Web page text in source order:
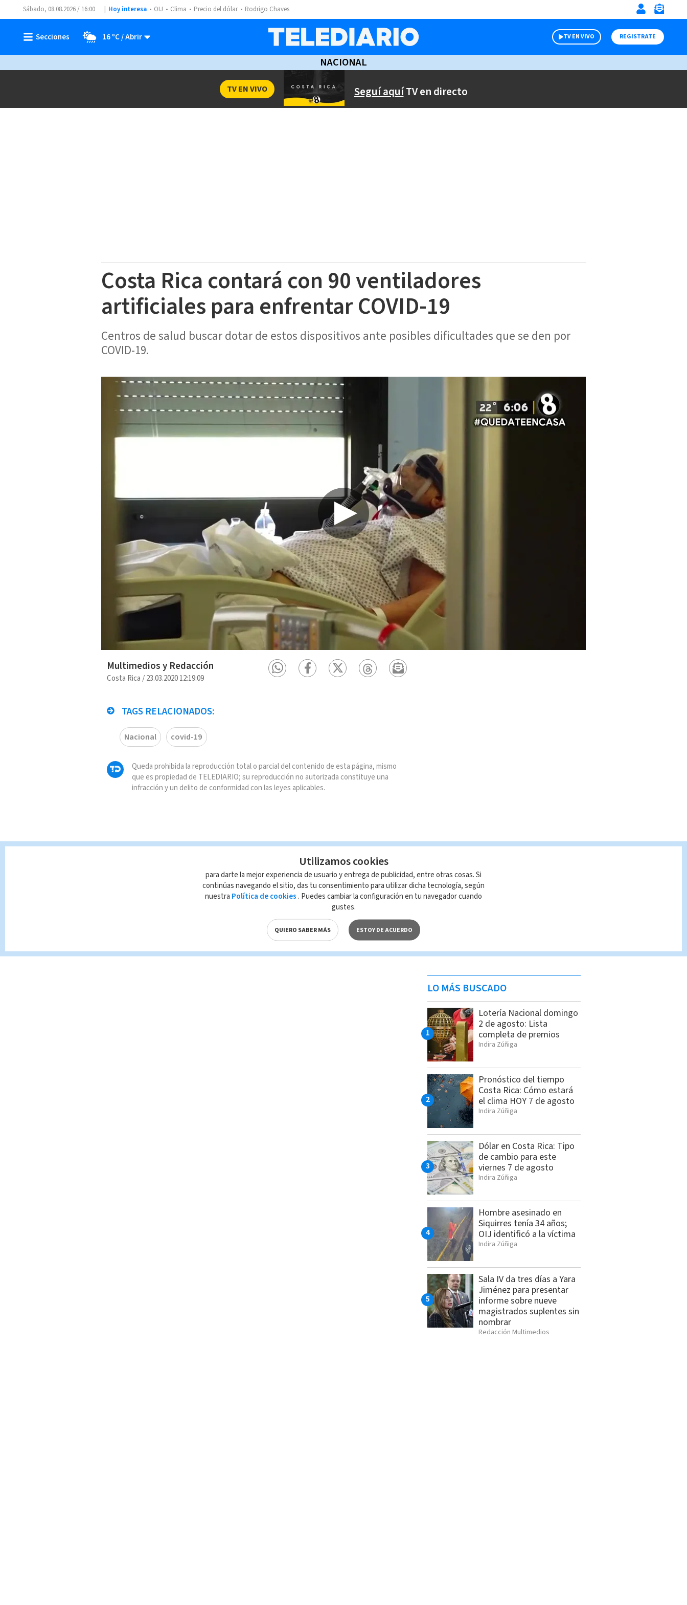
Sábado, 08.08.2026 / 16:00 Hoy interesa OIJ Clima Precio del dólar Rodrigo Chaves
16 ºC TV EN VIVO REGISTRATE
NACIONAL
Seguí aquíTV en directo
TV EN VIVO
Costa Rica contará con 90 ventiladores
artificiales para enfrentar COVID-19
Centros de salud buscar dotar de estos dispositivos ante posibles dificultades que se den por
COVID-19.
Multimedios y Redacción
Costa Rica /23.03.2020 12:19:09
TAGS RELACIONADOS:
Nacional covid-19
Queda prohibida la reproducción total o parcial del contenido de esta página, mismo
que es propiedad de TELEDIARIO; su reproducción no autorizada constituye una
infracción y un delito de conformidad con las leyes aplicables.
LO MÁS BUSCADO
Lotería Nacional domingo
2 de agosto: Lista
completa de premios
Indira Zúñiga
Pronóstico del tiempo
Costa Rica: Cómo estará
el clima HOY 7 de agosto
Indira Zúñiga
Dólar en Costa Rica: Tipo
de cambio para este
viernes 7 de agosto
Indira Zúñiga
Hombre asesinado en
Siquirres tenía 34 años;
OIJ identificó a la víctima
Indira Zúñiga
Sala IV da tres días a Yara
Jiménez para presentar
informe sobre nueve
magistrados suplentes sin
nombrar
Redacción Multimedios
Utilizamos cookies
para darte la mejor experiencia de usuario y entrega de publicidad, entre otras cosas. Si
continúas navegando el sitio, das tu consentimiento para utilizar dicha tecnología, según
nuestra Política de cookies . Puedes cambiar la configuración en tu navegador cuando
gustes.
QUIERO SABER MÁS ESTOY DE ACUERDO